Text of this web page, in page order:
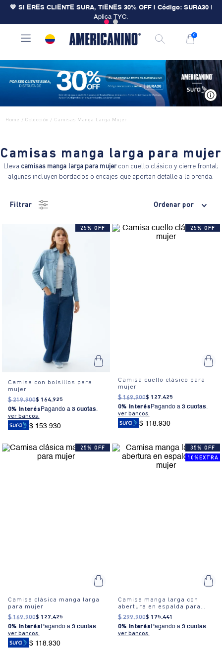
💙 SI ERES CLIENTE SURA, TIENES 30% OFF | Código: SURA30
Aplica TYC.
0
Home / Colección / Camisas Manga Larga Mujer
Camisas manga larga para mujer
Lleva camisas manga larga para mujercon cuello clásico y cierre frontal;
algunas incluyen bordados o encajes que aportan detalle a la prenda.
Filtrar Ordenar por
25% OFF
Camisa con bolsillos para
mujer
$ 219.900$ 164.925
0% Interés Pagando a 3 cuotas.
ver bancos.
$ 153.930
25% OFF
Camisa cuello clásico para
mujer
$ 169.900$ 127.425
0% Interés Pagando a 3 cuotas.
ver bancos.
$ 118.930
25% OFF
Camisa clásica manga larga
para mujer
$ 169.900$ 127.425
0% Interés Pagando a 3 cuotas.
ver bancos.
$ 118.930
35% OFF
10%EXTRA
Camisa manga larga con
abertura en espalda para
mujer
$ 299.900$ 175.441
0% Interés Pagando a 3 cuotas.
ver bancos.